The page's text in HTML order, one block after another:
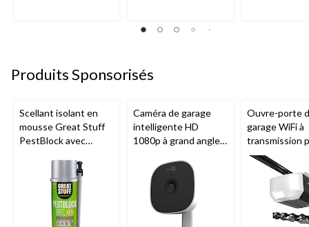
Produits Sponsorisés
Scellant isolant en
mousse Great Stuff
PestBlock avec
intelligent, usage
intérieur/extérieur, 12
Caméra de garage
intelligente HD
1080p à grand angle
nocturne, résistante
aux intempéries
Ouvre-porte
garage WiFi à
transmission
chaîne de 1/2
Chamberlain